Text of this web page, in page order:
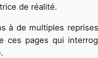
de réalité.
à de multiples
ces pages qui